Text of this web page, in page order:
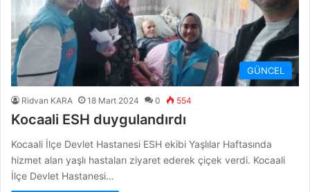
GÜNCEL
Ridvan KARA 18 Mart 2024 0 554
Kocaali ESH duygulandırdı
Kocaali İlçe Devlet Hastanesi ESH ekibi Yaşlılar Haftasında
hizmet alan yaşlı hastaları ziyaret ederek çiçek verdi. Kocaali
İlçe Devlet Hastanesi…